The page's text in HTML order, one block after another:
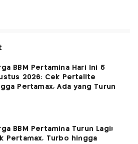
BBM Pertamina Hari Ini 5
2026: Cek Pertalite
Pertamax, Ada yang Turun
BBM Pertamina Turun Lagi!
Pertamax, Turbo hingga